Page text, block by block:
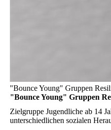
"Bounce Young" Gruppen
"Bounce Young" Gruppen
Zielgruppe Jugendliche ab 14
unterschiedlichen sozialen